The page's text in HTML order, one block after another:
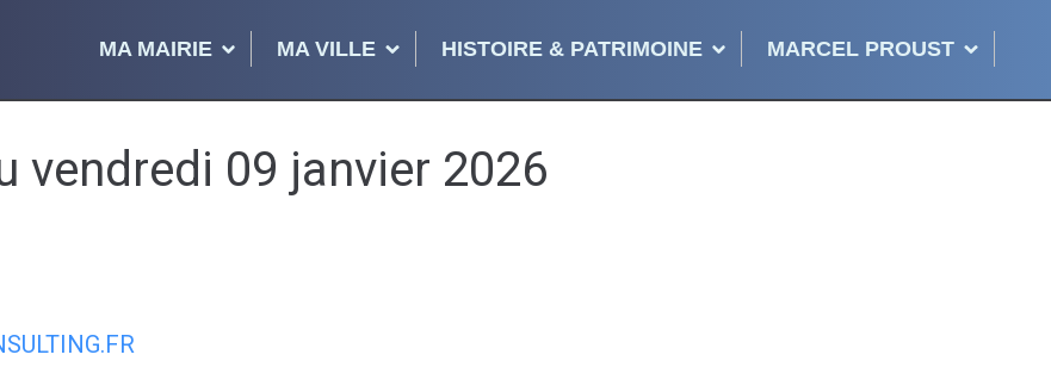
MA MAIRIE MA VILLE HISTOIRE & PATRIMOINE MARCEL PROUST
vendredi 09 janvier 2026